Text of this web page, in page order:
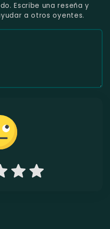
Escribe una reseña y
a otros oyentes.